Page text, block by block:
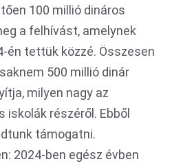
100 millió dináros
a felhívást, amelynek
én tettük közzé. Összesen
500 millió dinár
milyen nagy az
iskolák részéről. Ebből
támogatni.
2024-ben egész évben